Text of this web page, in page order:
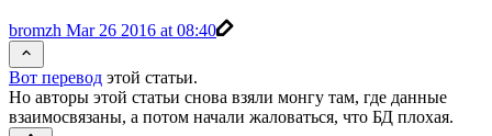
bromzh Mar 26 2016 at 08:40
Вот перевод этой статьи.
Но авторы этой статьи снова взяли монгу там, где данные
взаимосвязаны, а потом начали жаловаться, что БД плохая.